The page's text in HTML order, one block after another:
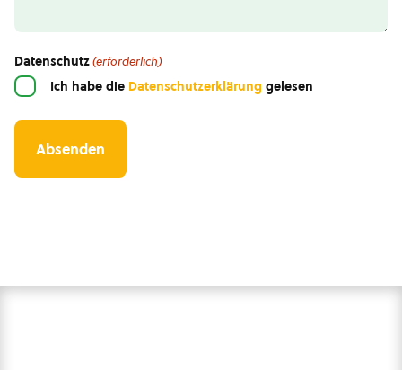
Datenschutz(erforderlich)
Ich habe die Datenschutzerklärung gelesen